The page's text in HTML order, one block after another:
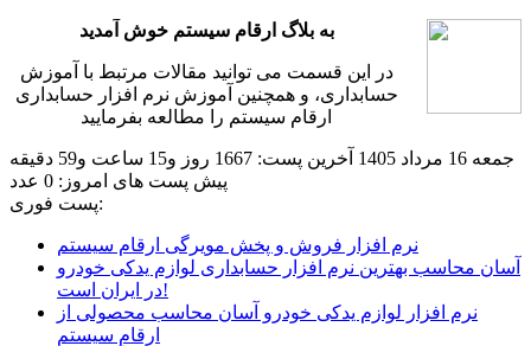
به بلاگ ارقام سیستم خوش آمدید
در این قسمت می توانید مقالات مرتبط با آموزش
حسابداری، و همچنین آموزش نرم افزار حسابداری
ارقام سیستم را مطالعه بفرمایید
جمعه 16 مرداد 1405
آخرین پست: 1667 روز و15 ساعت و59 دقیقه
پیش پست های امروز: 0 عدد
پست فوری:
نرم افزار فروش و پخش مویرگی ارقام سیستم
آسان محاسب بهترین نرم افزار حسابداری لوازم یدکی خودرو
در ایران است!
نرم افزار لوازم یدکی خودرو آسان محاسب محصولی از
ارقام سیستم